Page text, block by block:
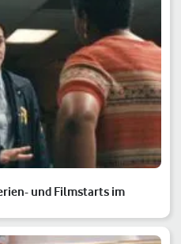
und Filmstarts im